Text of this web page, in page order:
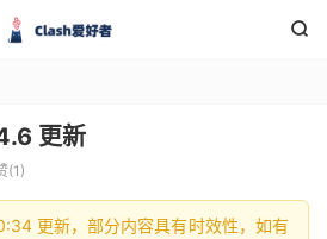

更新
(1 )
更新，部分内容具有时效性，如有